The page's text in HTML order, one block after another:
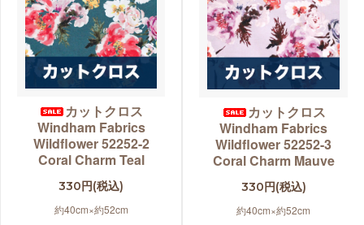
カットクロス
Windham Fabrics
Wildflower 52252-2
Coral Charm Teal
330円(税込)
約40cm×約52cm
カットクロス
Windham Fabrics
Wildflower 52252-3
Coral Charm Mauve
330円(税込)
約40cm×約52cm